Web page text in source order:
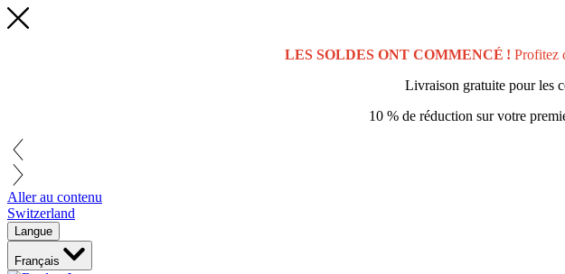
LES SOLDES ONT COMMENCÉ ! Profitez
Livraison gratuite pour les
10 % de réduction sur votre
Aller au contenu
Switzerland
Langue
Français